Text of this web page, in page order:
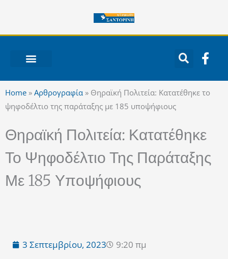
περιεχόμενο
F
a
e
b
k
f
Home » Αρθρογραφία » Θηραϊκή Πολιτεία: Κατατέθηκε το
ψηφοδέλτιο της παράταξης με 185 υποψήφιους
Θηραϊκή Πολιτεία: Κατατέθηκε
Το Ψηφοδέλτιο Της Παράταξης
Με 185 Υποψήφιους
3 Σεπτεμβρίου, 2023 9:20 πμ